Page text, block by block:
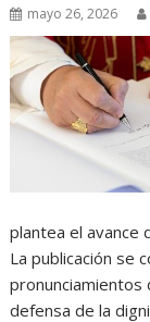
mayo 26, 2026
plantea el avance
La publicación se
pronunciamientos
defensa de la